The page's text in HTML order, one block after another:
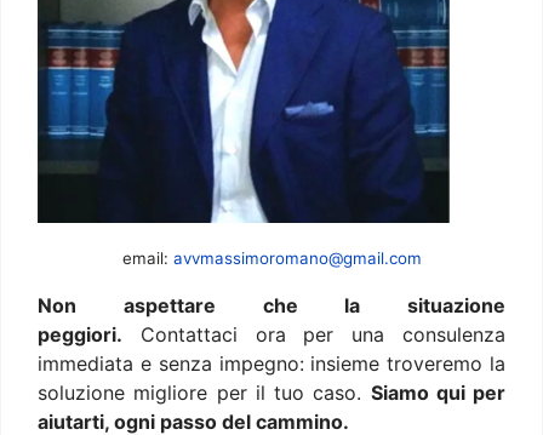
email: avvmassimoromano@gmail.com
Non aspettare che la situazione
peggiori. Contattaci ora per una consulenza
immediata e senza impegno: insieme troveremo la
soluzione migliore per il tuo caso. Siamo qui per
aiutarti, ogni passo del cammino.